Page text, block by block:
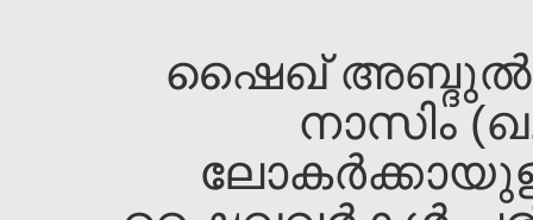
ഷൈഖ്‌ അബ്ദുല്‍
നാസിം